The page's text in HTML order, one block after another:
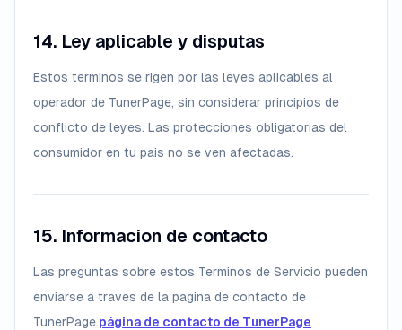
14. Ley aplicable y disputas
Estos terminos se rigen por las leyes aplicables al
operador de TunerPage, sin considerar principios de
conflicto de leyes. Las protecciones obligatorias del
consumidor en tu pais no se ven afectadas.
15. Informacion de contacto
Las preguntas sobre estos Terminos de Servicio pueden
enviarse a traves de la pagina de contacto de
TunerPage.página de contacto de TunerPage